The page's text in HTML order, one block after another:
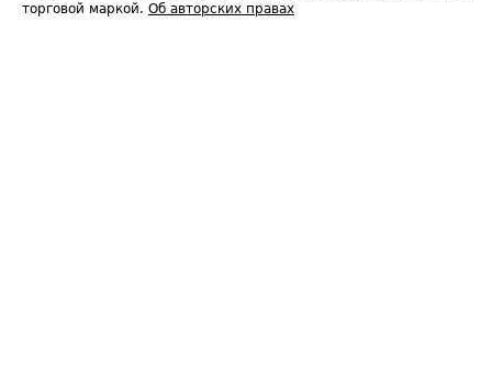
торговой маркой. Об авторских правах